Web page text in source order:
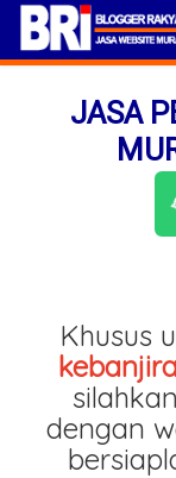
JASA
Khusus
dengan